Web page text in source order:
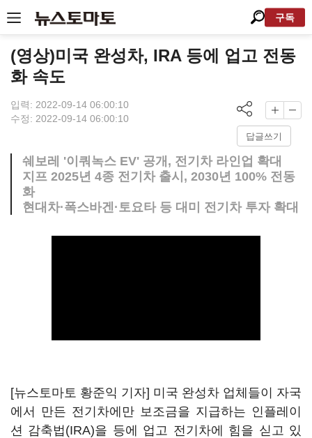
구독
(영상)미국 완성차, IRA 등에 업고 전동
화 속도
입력: 2022-09-14 06:00:10
수정: 2022-09-14 06:00:10
답글쓰기
쉐보레 '이쿼녹스 EV' 공개, 전기차 라인업 확대
지프 2025년 4종 전기차 출시, 2030년 100% 전동
화
현대차·폭스바겐·토요타 등 대미 전기차 투자 확대
[뉴스토마토 황준익 기자] 미국 완성차 업체들이 자국
에서 만든 전기차에만 보조금을 지급하는 인플레이
션 감축법(IRA)을 등에 업고 전기차에 힘을 싣고 있